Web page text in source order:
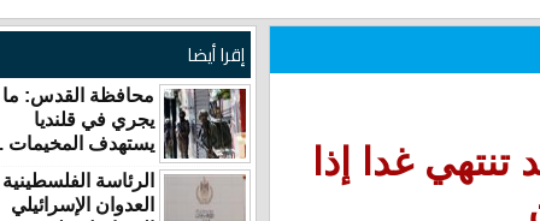
غدا إذا
محافظة القدس: ما
يجري في قلنديا
يستهدف المخيمات ...
الرئاسة الفلسطينية
العدوان الإسرائيلي